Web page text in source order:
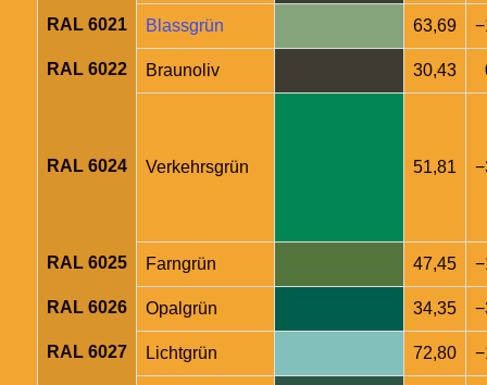
RAL 6021 Blassgrün 63,69
RAL 6022 Braunoliv 30,43
RAL 6024 Verkehrsgrün 51,81
RAL 6025 Farngrün 47,45
RAL 6026 Opalgrün 34,35
RAL 6027 Lichtgrün 72,80